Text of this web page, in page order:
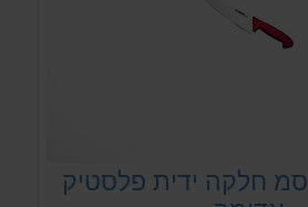
סכין שף 25 סמ חלקה ידית פלסטיק